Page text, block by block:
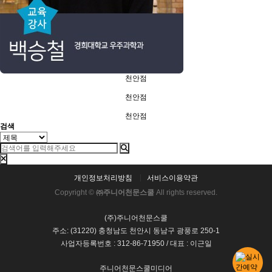
천안점
천안점
천안점
검색
개인정보처리방침
서비스이용약관
Copyright © ㈜주니어천문스쿨 All rights reserved.
(주)주니어천문스쿨
주소: (31220) 충청남도 천안시 동남구 광풍로 250-1
사업자등록번호 : 312-86-71950 / 대표 : 이근일
주니어천문스쿨미디어